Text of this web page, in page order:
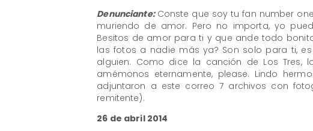
Denunciante: Conste que soy tu fan number
muriendo de amor. Pero no importa, yo
Besitos de amor para ti y que ande todo
las fotos a nadie más ya? Son solo para ti,
alguien. Como dice la canción de Los Tres,
amémonos eternamente, please. Lindo
adjuntaron a este correo 7 archivos con
remitente).
​26 de abril 2014